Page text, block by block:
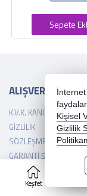
Keşfet
Sepete
ALIŞVERİŞ
K.V.K. KANUNU
GIZLILIK
SÖZLEŞMESI
GARANTI ŞARTLARI
TESLIMAT ŞARTLARI
İADE POLITIKASI
Kişisel
Gizlilik